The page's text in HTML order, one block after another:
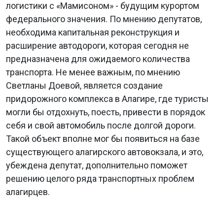
логистики с «Мамисоном» - будущим курортом
федерального значения. По мнению депутатов,
необходима капитальная реконструкция и
расширение автодороги, которая сегодня не
предназначена для ожидаемого количества
транспорта. Не менее важным, по мнению
Светланы Доевой, является создание
придорожного комплекса в Алагире, где туристы
могли бы отдохнуть, поесть, привести в порядок
себя и свой автомобиль после долгой дороги.
Такой объект вполне мог бы появиться на базе
существующего алагирского автовокзала, и это,
убеждена депутат, дополнительно поможет
решению целого ряда транспортных проблем
алагирцев.